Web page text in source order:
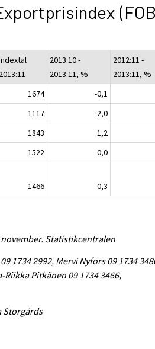
2013:11
2013:10 -
2013:11, %
2012:11 -
2013:11, %
1674
-0,1
1117
-2,0
1843
1,2
1522
0,0
1466 0,3
Statistikcentralen
1734 2992, Mervi Nyfors 09 1734
Riikka Pitkänen 09 1734 3466,
Storgårds